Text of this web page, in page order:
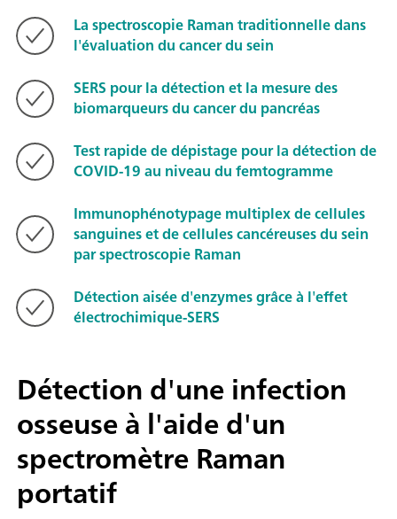
La spectroscopie Raman traditionnelle dans
l'évaluation du cancer du sein
SERS pour la détection et la mesure des
biomarqueurs du cancer du pancréas
Test rapide de dépistage pour la détection de
COVID-19 au niveau du femtogramme
Immunophénotypage multiplex de cellules
sanguines et de cellules cancéreuses du sein
par spectroscopie Raman
Détection aisée d'enzymes grâce à l'effet
électrochimique-SERS
Détection d'une infection
osseuse à l'aide d'un
spectromètre Raman
portatif